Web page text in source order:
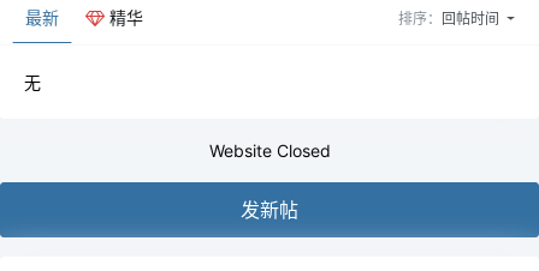
最新 精华 排序： 回帖时间
无
Website Closed
发新帖